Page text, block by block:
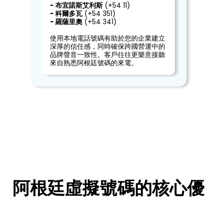
- 布宜諾斯艾利斯(+54 11)
- 科爾多瓦(+54 351)
- 羅薩里奧(+54 341)
使用本地電話號碼有助於您的企業建立
深厚的信任感，同時確保跨國營運中的
品牌聲音一致性。客戶往往更樂意接聽
來自熟悉阿根廷號碼的來電。
阿根廷虛擬號碼的核心優